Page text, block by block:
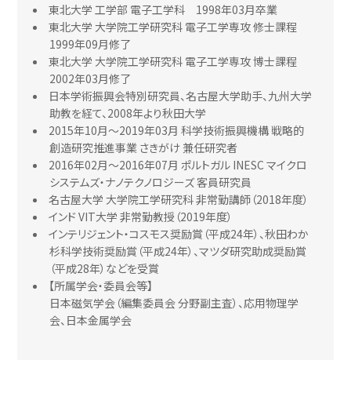
東北大学 工学部 電子工学科 1998年03月卒業
東北大学 大学院工学研究科 電子工学専攻 修士課程
1999年09月修了
東北大学 大学院工学研究科 電子工学専攻 博士課程
2002年03月修了
日本学術振興会特別研究員、名古屋大学助手、九州大学
助教を経て、2008年より秋田大学
2015年10月～2019年03月 科学技術振興機構 戦略的
創造研究推進事業 さきがけ 兼任研究者
2016年02月～2016年07月 ポルトガル INESC マイクロ
システムズ・ナノテクノロジーズ 客員研究員
名古屋大学 大学院工学研究科 非常勤講師（2018年度）
インド VIT大学 非常勤教授（2019年度）
インテリジェント・コスモス奨励賞（平成24年）、秋田わか
杉科学技術奨励賞（平成24年）、マツダ研究助成奨励賞
（平成28年）などを受賞
【所属学会・委員会等】
日本磁気学会（編集委員会 分野副主査）、応用物理学
会、日本金属学会